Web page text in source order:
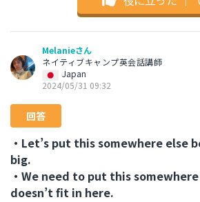
Melanieさん
ネイティブキャンプ英会話講師
Japan
2024/05/31 09:32
回答
・Let’s put this somewhere else
big.
・We need to put this
doesn’t fit in here.